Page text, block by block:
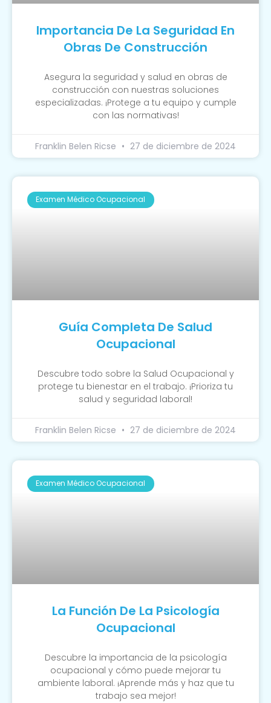
Importancia De La Seguridad En
Obras De Construcción
Asegura la seguridad y salud en obras de
construcción con nuestras soluciones
especializadas. ¡Protege a tu equipo y cumple
con las normativas!
Franklin Belen Ricse 27 de diciembre de 2024
Examen Médico Ocupacional
Guía Completa De Salud
Ocupacional
Descubre todo sobre la Salud Ocupacional y
protege tu bienestar en el trabajo. ¡Prioriza tu
salud y seguridad laboral!
Franklin Belen Ricse 27 de diciembre de 2024
Examen Médico Ocupacional
La Función De La Psicología
Ocupacional
Descubre la importancia de la psicología
ocupacional y cómo puede mejorar tu
ambiente laboral. ¡Aprende más y haz que tu
trabajo sea mejor!